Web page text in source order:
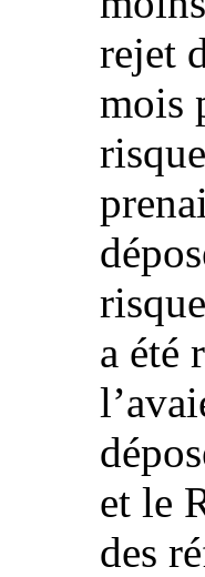
rejet
mois
a été
et le
des